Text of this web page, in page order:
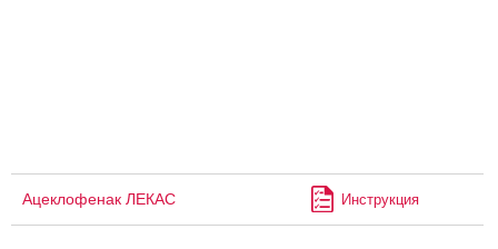
Ацеклофенак ЛЕКАС Инструкция